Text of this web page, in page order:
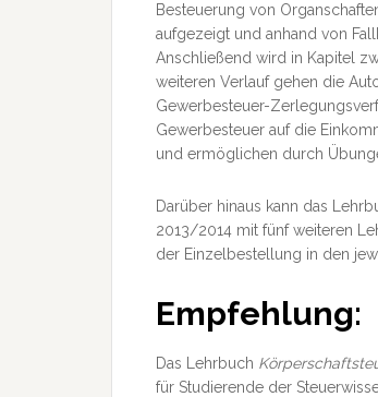
Besteuerung von
aufgezeigt und anhand von
Anschließend wird in Kapitel
weiteren Verlauf gehen die
Gewerbesteuer-
Gewerbesteuer auf die
und ermöglichen durch
Darüber hinaus kann das
2013/2014 mit fünf weiteren
der Einzelbestellung in den
Empfehlung:
Das Lehrbuch
für Studierende der